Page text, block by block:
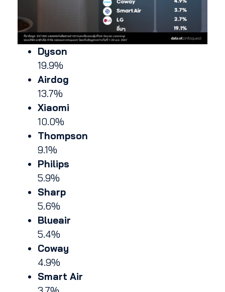
Dyson
19.9%
Airdog
13.7%
Xiaomi
10.0%
Thompson
9.1%
Philips
5.9%
Sharp
5.6%
Blueair
5.4%
Coway
4.9%
Smart Air